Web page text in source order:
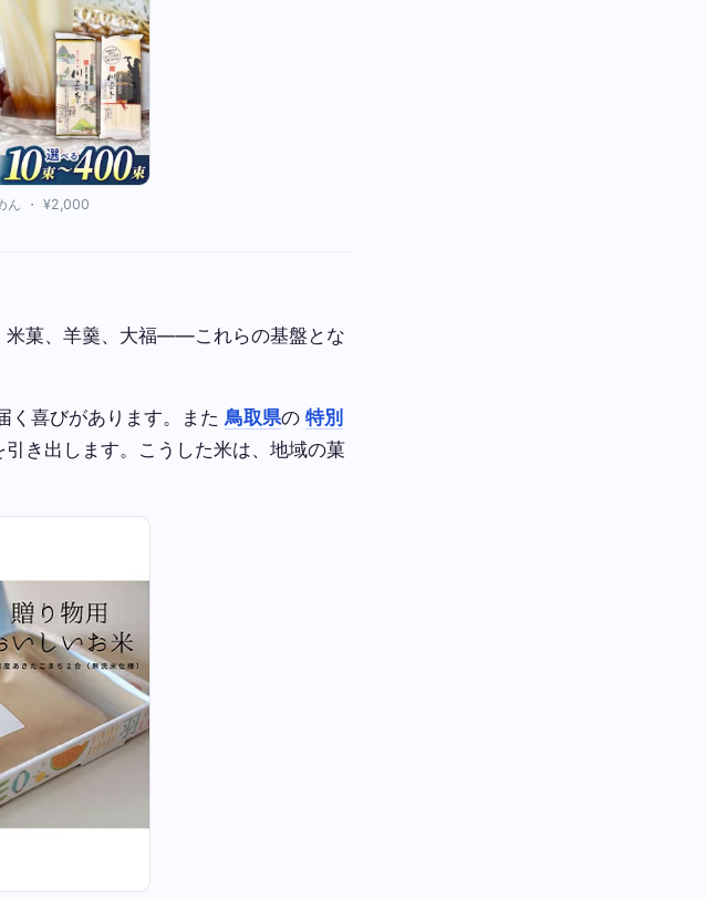
ん ・ ¥2,000
米菓、羊羹、大福——これらの基盤とな
く喜びがあります。また 鳥取県の特別
き出します。こうした米は、地域の菓